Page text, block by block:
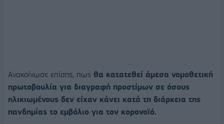
Ανακοίνωσε επίσης, πως θα κατατεθεί άμεσα νομοθετική
πρωτοβουλία για διαγραφή προστίμων σε όσους
ηλικιωμένους δεν είχαν κάνει κατά τη διάρκεια της
πανδημίας το εμβόλιο για τον κορονοϊό.